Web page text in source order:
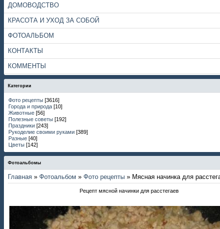
ДОМОВОДСТВО
КРАСОТА И УХОД ЗА СОБОЙ
ФОТОАЛЬБОМ
КОНТАКТЫ
КОММЕНТЫ
Категории
Фото рецепты [3616]
Города и природа [10]
Животные [56]
Полезные советы [192]
Праздники [243]
Рукоделие своими руками [389]
Разные [40]
Цветы [142]
Фотоальбомы
Главная » Фотоальбом » Фото рецепты » Мясная начинка для
Рецепт мясной начинки для расстегаев